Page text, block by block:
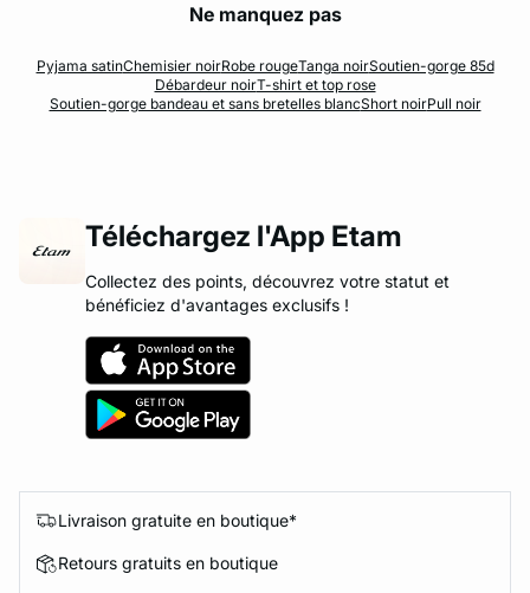
Ne manquez pas
Pyjama satinChemisier noirRobe rougeTanga noirSoutien-gorge 85d
Débardeur noirT-shirt et top rose
Soutien-gorge bandeau et sans bretelles blancShort noirPull noir
Téléchargez l'App Etam
Collectez des points, découvrez votre statut et
bénéficiez d'avantages exclusifs !
Livraison gratuite en boutique*
Retours gratuits en boutique